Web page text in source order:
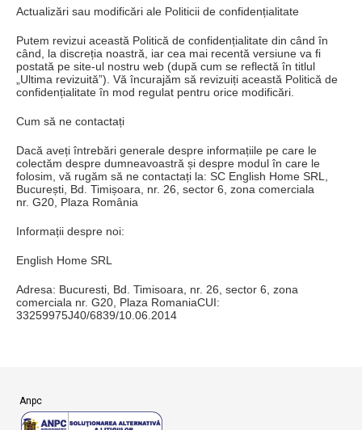
Actualizări sau modificări ale Politicii de confidențialitate
Putem revizui această Politică de confidențialitate din când în
când, la discreția noastră, iar cea mai recentă versiune va fi
postată pe site-ul nostru web (după cum se reflectă în titlul
„Ultima revizuită”). Vă încurajăm să revizuiți această Politică de
confidențialitate în mod regulat pentru orice modificări.
Cum să ne contactați
Dacă aveți întrebări generale despre informațiile pe care le
colectăm despre dumneavoastră și despre modul în care le
folosim, vă rugăm să ne contactați la: SC English Home SRL,
București, Bd. Timișoara, nr. 26, sector 6, zona comerciala
nr. G20, Plaza România
Informații despre noi:
English Home SRL
Adresa: Bucuresti, Bd. Timisoara, nr. 26, sector 6, zona
comerciala nr. G20, Plaza RomaniaCUI:
33259975J40/6839/10.06.2014
Anpc